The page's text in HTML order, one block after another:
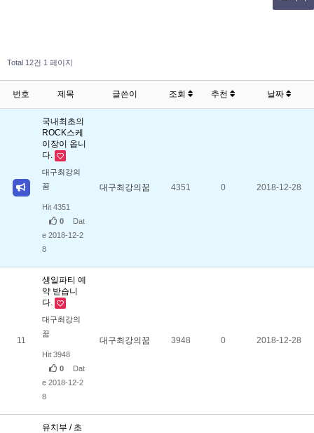
Total 12건 1 페이지
번호 제목 글쓴이 조회 추천 날짜
국내최초의
ROCK스케
이장이 옵니
다.
대구최강의
꿈
Hit 4351
0
Dat
e 2018-12-2
8
대구최강의꿈 4351 0 2018-12-28
11
생일파티 예
약 받습니
다.
대구최강의
꿈
Hit 3948
0
Dat
e 2018-12-2
8
대구최강의꿈 3948 0 2018-12-28
유치부 / 초